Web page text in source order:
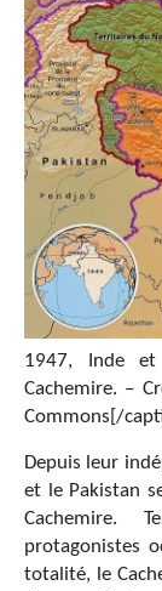
1947, Inde et
Cachemire. –
Commons[/
Depuis leur
et le Pakistan
Cachemire.
protagonistes
totalité, le